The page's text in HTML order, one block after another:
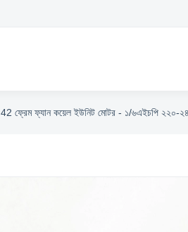
42 ফ্রেম ফ্যান কয়েল ইউনিট মোটর - ১/৬এইচপি